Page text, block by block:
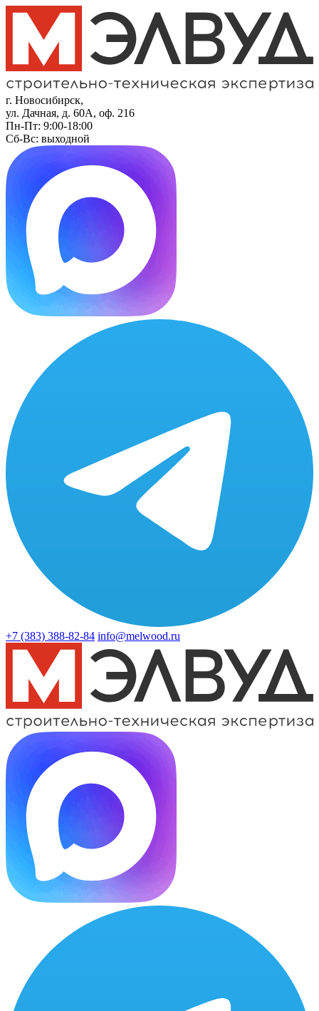
г. Новосибирск,
ул. Дачная, д. 60А, оф. 216
Пн-Пт: 9:00-18:00
Сб-Вс: выходной
+7 (383) 388-82-84 info@melwood.ru